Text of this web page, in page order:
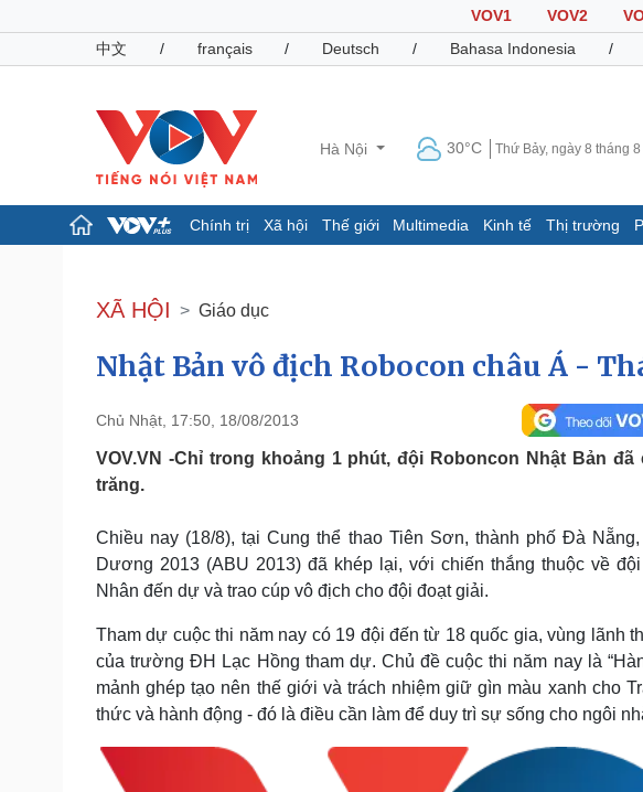
VOV1 VOV2
中文
/ français / Deutsch / Bahasa Indonesia /
Hà Nội 30°C Thứ Bảy, ngày 8 tháng
Chính trị Xã hội Thế giới Multimedia Kinh tế Thị trường
Đảng
Tổ chức nhân sự
Nhận diện sự thật
Dấu ấn VOV
Hồ sơ
Pháp luật
Vụ án
Tư vấn luật
Quân sự - Quốc phòng
Phân tích
Thể thao
Thế giới thể
eSports
Hậu trường
Dinh dưỡng - món ngon
Cây thuốc
Sản phụ khoa
Nhi khoa
Làm đẹp - giảm cân
Phòng mạch online
Nhà đẹp
Blog
Tình yêu - Gia đình
Sân khấu -
Văn học
Âm nhạc
Di sản
XÃ HỘI Giáo dục
Nhật Bản vô địch Robocon châu Á -
Chủ Nhật, 17:50, 18/08/2013
VOV.VN -Chỉ trong khoảng 1 phút, đội Roboncon Nhật Bản
trăng.
Chiều nay (18/8), tại Cung thể thao Tiên Sơn, thành phố Đà
Dương 2013 (ABU 2013) đã khép lại, với chiến thắng thuộc về
Nhân đến dự và trao cúp vô địch cho đội đoạt giải.
Tham dự cuộc thi năm nay có 19 đội đến từ 18 quốc gia, vùng lãnh
của trường ĐH Lạc Hồng tham dự. Chủ đề cuộc thi năm nay là
mảnh ghép tạo nên thế giới và trách nhiệm giữ gìn màu xanh cho
thức và hành động - đó là điều cần làm để duy trì sự sống cho ngôi